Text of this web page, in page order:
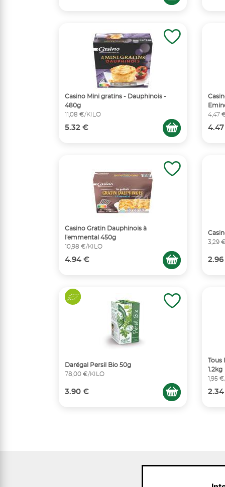
Casino Mini gratins - Dauphinois -
480g
11,08 €/KILO
5.32 €
4,47
Casino Gratin Dauphinois à
l'emmental 450g
10,98 €/KILO
4.94 €
3,29
Darégal Persil Bio 50g
78,00 €/KILO
3.90 €
Tous
1.2kg
1,95